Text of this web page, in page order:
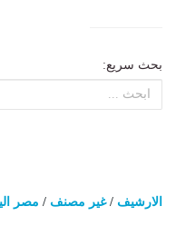
بحث سريع:
الارشيف /غير مصنف / مصر